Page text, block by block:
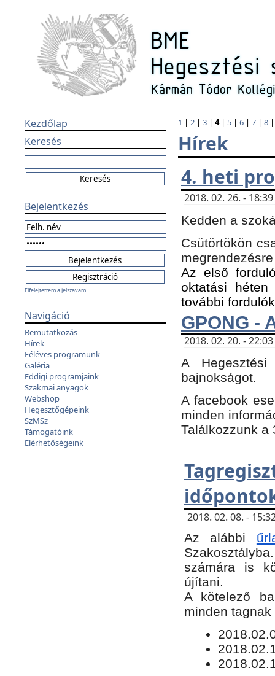
Kezdőlap
Keresés
Bejelentkezés
Elfelejtettem a jelszavam...
Navigáció
Bemutatkozás
Hírek
Féléves programunk
Galéria
Eddigi programjaink
Szakmai anyagok
Webshop
Hegesztőgépeink
SzMSz
Támogatóink
Elérhetőségeink
1 | 2 | 3 | 4| 5 | 6 | 7 | 8
Hírek
4. heti
2018. 02. 26. -
Kedden a
Csütörtökön
Az első
oktatási
további
GPONG -
2018. 02. 20. -
A
bajnokságot.
A facebook
minden
Találkozzunk a
2018. 02. 08. -
Az alábbi
számára is
újítani.
​A kötelező
minden